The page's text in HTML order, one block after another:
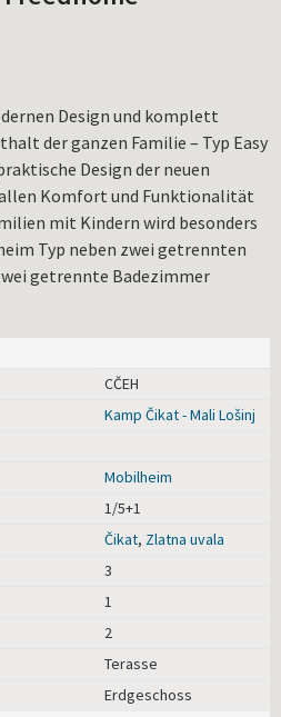
Design und komplett
der ganzen Familie – Typ Easy
Design der neuen
Komfort und Funktionalität
mit Kindern wird besonders
Typ neben zwei getrennten
getrennte Badezimmer
CČEH
Kamp Čikat - Mali Lošinj
Mobilheim
1/5+1
Čikat, Zlatna uvala
3
1
2
Terasse
Erdgeschoss